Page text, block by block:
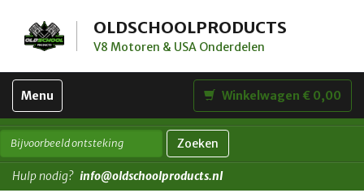
OLDSCHOOLPRODUCTS
V8 Motoren & USA Onderdelen
Toggle
navigation
Menu Winkelwagen € 0,00
Zoeken
Hulp nodig? info@oldschoolproducts.nl